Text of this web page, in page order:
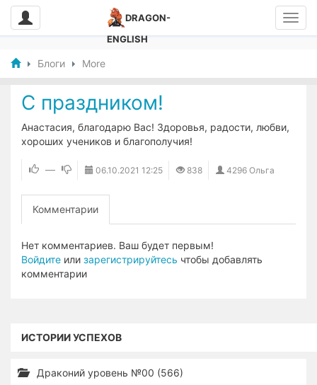
DRAGON-
ENGLISH
Блоги More
С праздником!
Анастасия, благодарю Вас! Здоровья, радости, любви,
хороших учеников и благополучия!
— 06.10.2021 12:25 838 4296 Ольга
Комментарии
Нет комментариев. Ваш будет первым!
Войдите или зарегистрируйтесь чтобы добавлять
комментарии
ИСТОРИИ УСПЕХОВ
Драконий уровень №00 (566)